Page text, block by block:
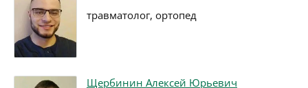
травматолог, ортопед
Щербинин Алексей Юрьевич